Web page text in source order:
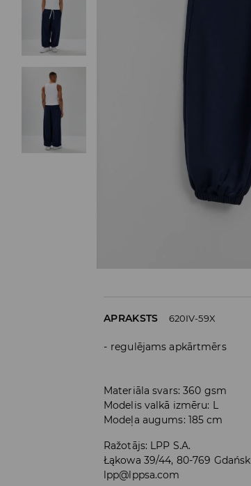
APRAKSTS 620IV-59X
regulējams apkārtmērs
Materiāla svars: 360 gsm
Modelis valkā izmēru: L
Modeļa augums: 185 cm
Ražotājs: LPP S.A.
Łąkowa 39/44, 80-769 Gdańsk
lpp@lppsa.com